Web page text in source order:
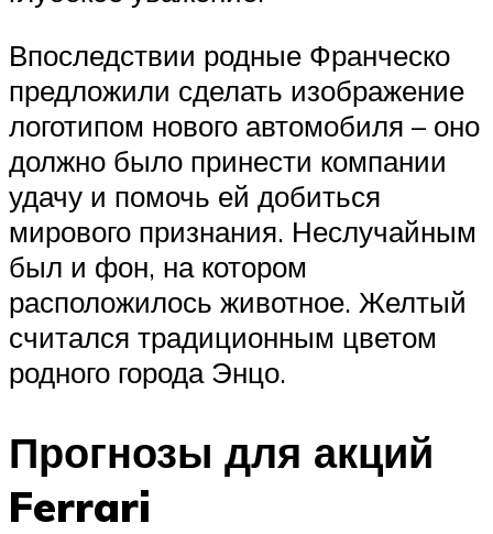
Впоследствии родные Франческо
предложили сделать изображение
логотипом нового автомобиля – оно
должно было принести компании
удачу и помочь ей добиться
мирового признания. Неслучайным
был и фон, на котором
расположилось животное. Желтый
считался традиционным цветом
родного города Энцо.
Прогнозы для акций
Ferrari